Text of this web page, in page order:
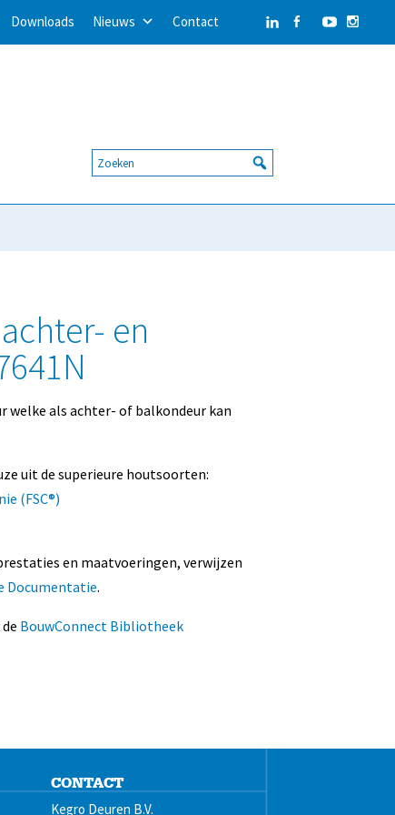
Downloads Nieuws Contact
en
welke als achter- of balkondeur kan
uit de superieure houtsoorten:
(FSC®)
en maatvoeringen, verwijzen
Documentatie.
BouwConnect Bibliotheek
CONTACT
Kegro Deuren B.V.